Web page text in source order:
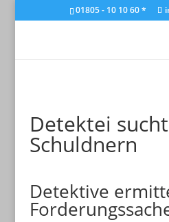
01805 - 10 10 60 *
Detektei
Schuldnern
Detektive